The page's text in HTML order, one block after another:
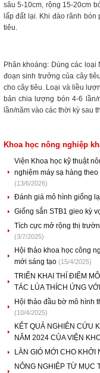
sâu 5-10cm, rộng 15-20cm
lấp đất lại. Khi đào rãnh
tiêu.
Phân khoáng: Dùng các
đoạn sinh trưởng của cây
cho cây tiêu. Loại và liều
bản chia lượng bón 4-6
lần/năm vào các thời kỳ sau
Khoa học nông nghiệp
Viện Khoa học kỹ thuật
nghiệm máy sạ hàng
(13/6/2026)
Đánh giá mô hình giống
Giống sắn STB1 gieo kỳ
Tích cực mở rộng thị
(3/7/2025)
Hội thảo khoa học công
mới sáng tạo (15/4/2025)
TRIỂN KHAI THÍ ĐIỂM
TÁC LÚA THÍCH ỨNG
Hội thảo đầu bờ mô hình
(10/4/2025)
KẾT QUẢ NGHIÊN CỨU
NĂM 2024 CỦA VIỆN
LÀN GIÓ MỚI CHO KHỞI
NÔNG NGHIỆP TỪ MỤC